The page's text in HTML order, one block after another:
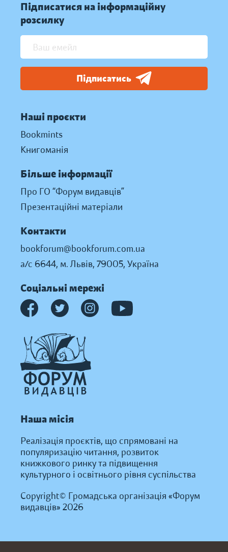
Підписатися на інформаційну
розсилку
Підписатись
Наші проєкти
Bookmints
Книгоманія
Більше інформації
Про ГО “Форум видавців”
Презентаційні матеріали
Контакти
bookforum@bookforum.com.ua
а/с 6644, м. Львів, 79005, Україна
Соціальні мережі
Наша місія
Реалізація проєктів, що спрямовані на
популяризацію читання, розвиток
книжкового ринку та підвищення
культурного і освітнього рівня суспільства
Copyright© Громадська організація «Форум
видавців» 2026